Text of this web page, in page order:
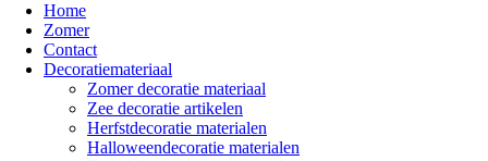
Home
Zomer
Contact
Decoratiemateriaal
Zomer decoratie materiaal
Zee decoratie artikelen
Herfstdecoratie materialen
Halloweendecoratie materialen